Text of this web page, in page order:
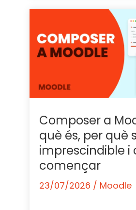
Composer a
què és, per què
imprescindible i
començar
23/07/2026 / Moodle